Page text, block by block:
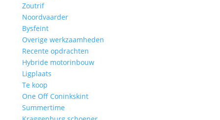
Zoutrif
Noordvaarder
Bysfeint
Overige werkzaamheden
Recente opdrachten
Hybride motorinbouw
Ligplaats
Te koop
One Off Coninkskint
Summertime